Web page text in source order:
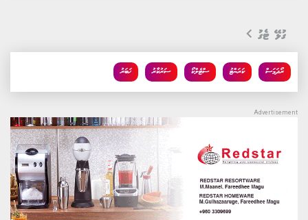
ގުޅޭ ޓެގު
ޚަބަރު ސަރުކާރު ސްޓެލްކޯ ކަރަންޓު ރޯދަމަސް